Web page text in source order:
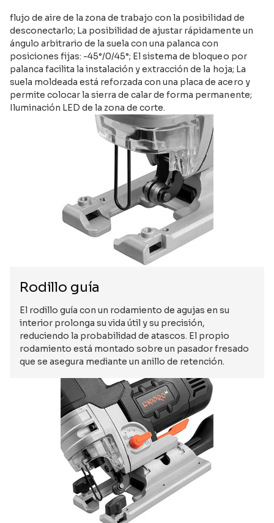
flujo de aire de la zona de trabajo con la posibilidad de
desconectarlo; La posibilidad de ajustar rápidamente un
ángulo arbitrario de la suela con una palanca con
posiciones fijas: -45°/0/45°; El sistema de bloqueo por
palanca facilita la instalación y extracción de la hoja; La
suela moldeada está reforzada con una placa de acero y
permite colocar la sierra de calar de forma permanente;
Iluminación LED de la zona de corte.
Rodillo guía
El rodillo guía con un rodamiento de agujas en su
interior prolonga su vida útil y su precisión,
reduciendo la probabilidad de atascos. El propio
rodamiento está montado sobre un pasador fresado
que se asegura mediante un anillo de retención.